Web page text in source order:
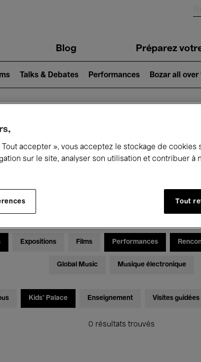
Blog Préparez
Talks & Debates Performances Bozar all
se passe à
Mercredi 20 Mai 2026
Expositions Films Performances
Global Music Musique électronique
Kids’ Palace Enseignement Visites guidées
0 résultats trouvés
Tout accepter », vous acceptez le stockage de cookies
sur le site, analyser son utilisation et contribuer à
Tout